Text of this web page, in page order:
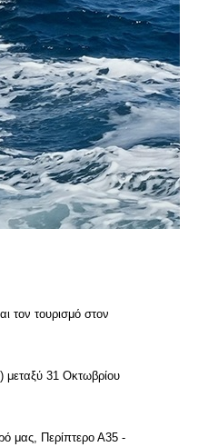
τον τουρισμό στον
μεταξύ 31 Οκτωβρίου
μας, Περίπτερο Α35 -